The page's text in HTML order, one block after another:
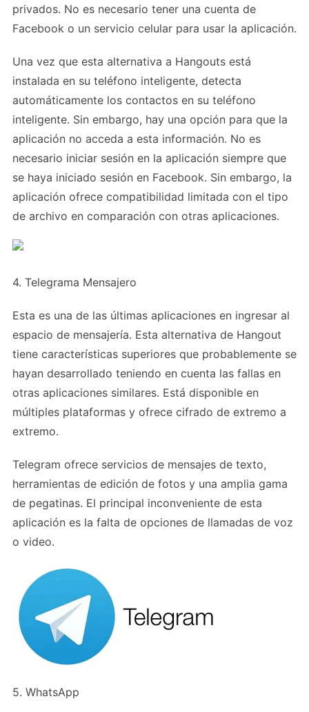
privados. No es necesario tener una cuenta de
Facebook o un servicio celular para usar la aplicación.
Una vez que esta alternativa a Hangouts está
instalada en su teléfono inteligente, detecta
automáticamente los contactos en su teléfono
inteligente. Sin embargo, hay una opción para que la
aplicación no acceda a esta información. No es
necesario iniciar sesión en la aplicación siempre que
se haya iniciado sesión en Facebook. Sin embargo, la
aplicación ofrece compatibilidad limitada con el tipo
de archivo en comparación con otras aplicaciones.
4. Telegrama Mensajero
Esta es una de las últimas aplicaciones en ingresar al
espacio de mensajería. Esta alternativa de Hangout
tiene características superiores que probablemente se
hayan desarrollado teniendo en cuenta las fallas en
otras aplicaciones similares. Está disponible en
múltiples plataformas y ofrece cifrado de extremo a
extremo.
Telegram ofrece servicios de mensajes de texto,
herramientas de edición de fotos y una amplia gama
de pegatinas. El principal inconveniente de esta
aplicación es la falta de opciones de llamadas de voz
o video.
5. WhatsApp